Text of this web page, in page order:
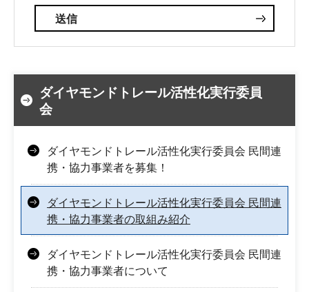
ダイヤモンドトレール活性化実行委員
会
ダイヤモンドトレール活性化実行委員会 民間連
携・協力事業者を募集！
ダイヤモンドトレール活性化実行委員会 民間連
携・協力事業者の取組み紹介
ダイヤモンドトレール活性化実行委員会 民間連
携・協力事業者について